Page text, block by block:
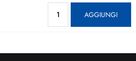
AGGIUNGI